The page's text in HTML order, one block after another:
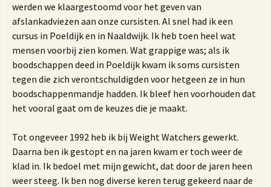
werden we klaargestoomd voor het geven van
afslankadviezen aan onze cursisten. Al snel had ik een
cursus in Poeldijk en in Naaldwijk. Ik heb toen heel wat
mensen voorbij zien komen. Wat grappige was; als ik
boodschappen deed in Poeldijk kwam ik soms cursisten
tegen die zich verontschuldigden voor hetgeen ze in hun
boodschappenmandje hadden. Ik bleef hen voorhouden dat
het vooral gaat om de keuzes die je maakt.
Tot ongeveer 1992 heb ik bij Weight Watchers gewerkt.
Daarna ben ik gestopt en na jaren kwam er toch weer de
klad in. Ik bedoel met mijn gewicht, dat door de jaren heen
weer steeg. Ik ben nog diverse keren terug gekeerd naar de